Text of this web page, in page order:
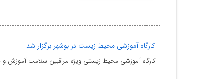
کارگاه آموزشی محیط زیست در بوشهر برگزار شد
کارگاه آموزشی محیط زیستی ویژه مراقبین سلامت آموزش